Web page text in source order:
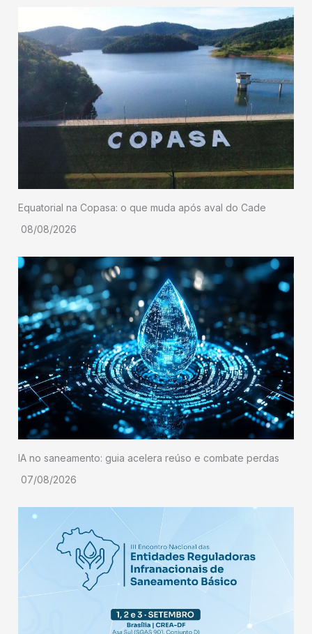
Equatorial na Copasa: o que muda após aval do Cade
08/08/2026
IA no saneamento: guia acelera reúso e combate perdas
07/08/2026